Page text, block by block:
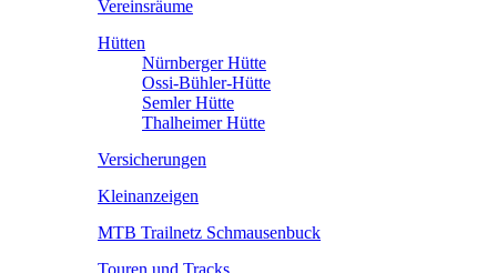
Vereinsräume
Hütten
Nürnberger Hütte
Ossi-Bühler-Hütte
Semler Hütte
Thalheimer Hütte
Versicherungen
Kleinanzeigen
MTB Trailnetz Schmausenbuck
Touren und Tracks